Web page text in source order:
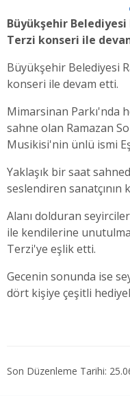
Büyükşehir Belediyesi
Terzi konseri ile
Büyükşehir Belediyesi
konseri ile devam etti.
Mimarsinan Parkı'nda
sahne olan Ramazan
Musikisi'nin ünlü ismi
Yaklaşık bir saat
seslendiren
Alanı dolduran
ile kendilerine
Terzi'ye eşlik etti.
Gecenin sonunda ise
dört kişiye çeşitli
Son Düzenleme Tarihi: